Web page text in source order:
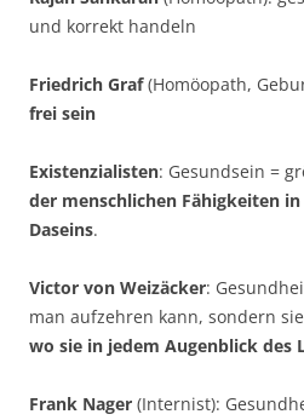
und korrekt handeln
Friedrich Graf(Homöopath,
frei sein
Existenzialisten: Gesundsein =
der menschlichen Fähigkeiten
Daseins.
Victor von Weizäcker:
man aufzehren kann, sondern
wo sie in jedem Augenblick des
Frank Nager (Internist):